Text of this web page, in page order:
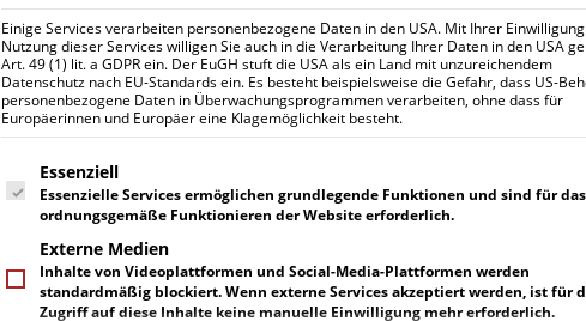
Migration
Einige Services verarbeiten personenbezogene Daten in den USA. Mit Ihrer
Nutzung dieser Services willigen Sie auch in die Verarbeitung Ihrer Daten in den USA
Art. 49 (1) lit. a GDPR ein. Der EuGH stuft die USA als ein Land mit unzureichendem
Datenschutz nach EU-Standards ein. Es besteht beispielsweise die Gefahr, dass US-
personenbezogene Daten in Überwachungsprogrammen verarbeiten, ohne dass für
Europäerinnen und Europäer eine Klagemöglichkeit besteht.
Es folgt eine Liste der Service-Gruppen, für die eine Einwilligung erteilt werden
Essenziell
Essenzielle Services ermöglichen grundlegende Funktionen und sind für das
ordnungsgemäße Funktionieren der Website erforderlich.
Externe Medien
Inhalte von Videoplattformen und Social-Media-Plattformen werden
standardmäßig blockiert. Wenn externe Services akzeptiert werden, ist für
Zugriff auf diese Inhalte keine manuelle Einwilligung mehr erforderlich.